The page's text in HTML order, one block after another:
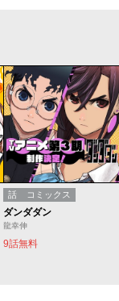
話 コミックス
ダンダダン
龍幸伸
9話無料